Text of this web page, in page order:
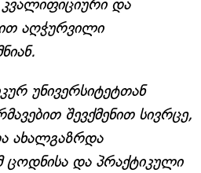
და
აღჭურვილი
უნივერსიტეტთან
შევქმენით სივრცე,
ახალგაზრდა
ცოდნისა და პრაქტიკული